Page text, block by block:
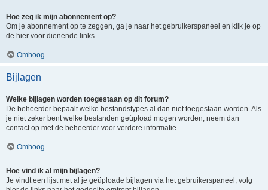
Hoe zeg ik mijn abonnement op?
Om je abonnement op te zeggen, ga je naar het gebruikerspaneel en klik je op
de hier voor dienende links.
Omhoog
Bijlagen
Welke bijlagen worden toegestaan op dit forum?
De beheerder bepaalt welke bestandstypes al dan niet toegestaan worden. Als
je niet zeker bent welke bestanden geüpload mogen worden, neem dan
contact op met de beheerder voor verdere informatie.
Omhoog
Hoe vind ik al mijn bijlagen?
Je vindt een lijst met al je geüploade bijlagen via het gebruikerspaneel, volg